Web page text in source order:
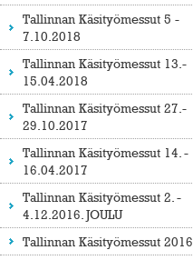
Tallinnan Käsityömessut 5 -
7.10.2018
Tallinnan Käsityömessut 13.-
15.04.2018
Tallinnan Käsityömessut 27.-
29.10.2017
Tallinnan Käsityömessut 14. -
16.04.2017
Tallinnan Käsityömessut 2. -
4.12.2016. JOULU
Tallinnan Käsityömessut 2016